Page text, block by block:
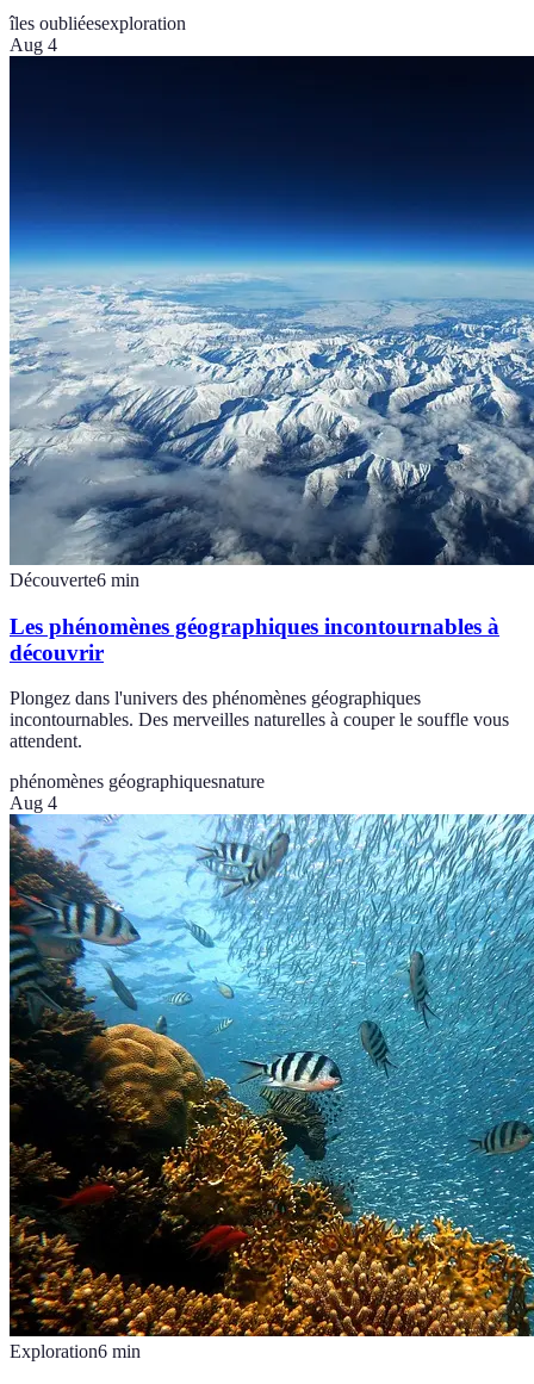
îles oubliéesexploration
Aug 4
Découverte6 min
Les phénomènes géographiques incontournables à
découvrir
Plongez dans l'univers des phénomènes géographiques
incontournables. Des merveilles naturelles à couper le souffle vous
attendent.
phénomènes géographiquesnature
Aug 4
Exploration6 min